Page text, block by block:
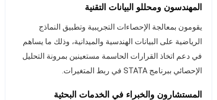
المهندسون ومحللو البيانات التقنية
يقومون بمعالجة الإحصاءات التجريبية وتطبيق النماذج
الرياضية على البيانات الهندسية والميدانية، وذلك ما يساهم
في دعم اتخاذ القرارات الحاسمة مستعينين بمرونة التحليل
الإحصائي ببرنامج STATA في ربط المتغيرات.
المستشارون والخبراء في الخدمات البحثية